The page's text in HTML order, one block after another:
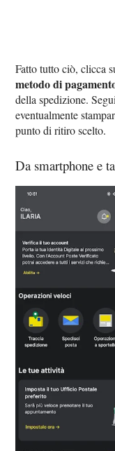
Fatto tutto ciò, clicca
metodo di
della spedizione.
eventualmente
punto di ritiro scelto.
Da smartphone e